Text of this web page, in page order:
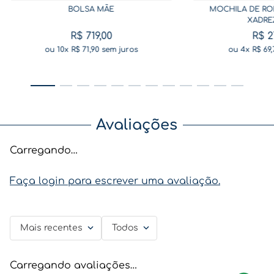
BOLSA MÃE
R$ 719,00
ou10x R$ 71,90sem juros
MOCHILA DE
R$
ou 4x R$ 69,
Avaliações
Carregando…
Faça login para escrever uma avaliação.
Mais recentes Todos
Carregando avaliações…